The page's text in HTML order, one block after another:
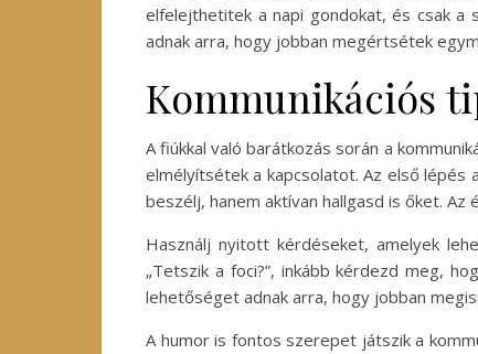
elfelejthetitek a napi gondokat, és csak a
adnak arra, hogy jobban megértsétek
Kommunikációs
A fiúkkal való barátkozás során a
elmélyítsétek a kapcsolatot. Az első lépés
beszélj, hanem aktívan hallgasd is őket.
Használj nyitott kérdéseket, amelyek
„Tetszik a foci?”, inkább kérdezd meg,
lehetőséget adnak arra, hogy jobban
A humor is fontos szerepet játszik a